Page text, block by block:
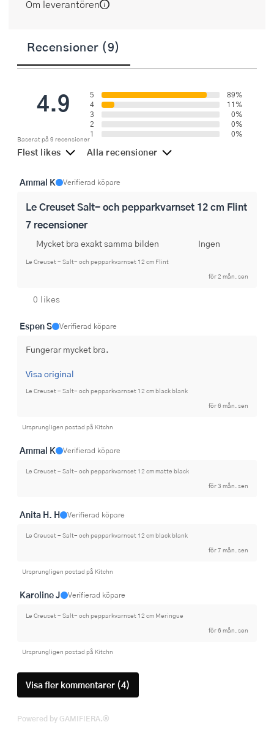
Om leverantören
Recensioner (9)
4.9
Baserat på 9 recensioner
5
89%
4
11%
3
0%
2
0%
1
0%
Flest likes Alla recensioner
Ammal K Verifierad köpare
Le Creuset Salt- och pepparkvarnset 12 cm Flint
7 recensioner
Mycket bra exakt samma bilden Ingen
Le Creuset - Salt- och pepparkvarnset 12 cm Flint
för 2 mån. sen
0 likes
Espen S Verifierad köpare
Fungerar mycket bra.
Visa original
Le Creuset - Salt- och pepparkvarnset 12 cm black blank
för 6 mån. sen
Ursprungligen postad på Kitchn
Ammal K Verifierad köpare
Le Creuset - Salt- och pepparkvarnset 12 cm matte black
för 3 mån. sen
Anita H. H Verifierad köpare
Le Creuset - Salt- och pepparkvarnset 12 cm black blank
för 7 mån. sen
Ursprungligen postad på Kitchn
Karoline J Verifierad köpare
Le Creuset - Salt- och pepparkvarnset 12 cm Meringue
för 6 mån. sen
Ursprungligen postad på Kitchn
Visa fler kommentarer (4)
Powered by GAMIFIERA.®